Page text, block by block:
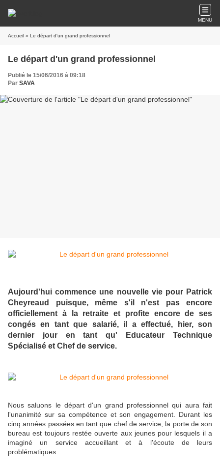
MENU
Accueil » Le départ d'un grand professionnel
Le départ d'un grand professionnel
Publié le 15/06/2016 à 09:18
Par SAVA
Aujourd'hui commence une nouvelle vie pour Patrick
Cheyreaud puisque, même s'il n'est pas encore
officiellement à la retraite et profite encore de ses
congés en tant que salarié, il a effectué, hier, son
dernier jour en tant qu' Educateur Technique
Spécialisé et Chef de service.
Nous saluons le départ d'un grand professionnel qui aura fait
l'unanimité sur sa compétence et son engagement. Durant les
cinq années passées en tant que chef de service, la porte de son
bureau est toujours restée ouverte aux jeunes pour lesquels il a
imaginé un service accueillant et à l'écoute de leurs
problématiques.